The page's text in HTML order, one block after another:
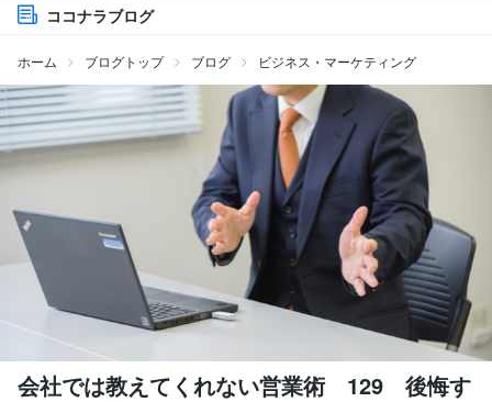
ココナラブログ
ホーム ブログトップ ブログ ビジネス・マーケティング
会社では教えてくれない営業術 129 後悔す